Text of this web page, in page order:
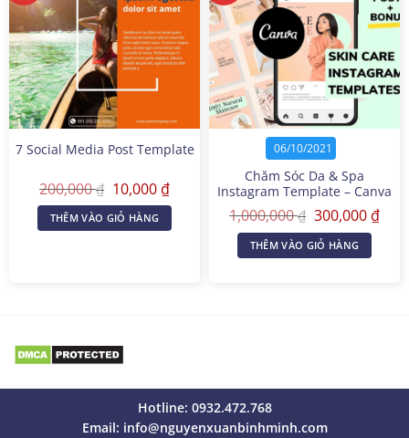
7 Social Media Post Template
200,000₫ Giá
gốc
là:
200,000 ₫.
10,000₫Giá
hiện
tại
là:
THÊM VÀO GIỎ HÀNG
06/10/2021
Chăm Sóc Da & Spa
Instagram Template – Canva
Templates
1,000,000₫ Giá
là:
1,000,000 ₫.
300,000₫Giá
hiện
THÊM VÀO GIỎ HÀNG
Hotline: 0932.472.768
Email: info@nguyenxuanbinhminh.com